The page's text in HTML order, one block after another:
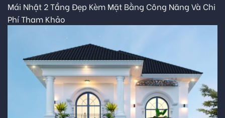
Mái Nhật 2 Tầng Đẹp Kèm Mặt Bằng Công Năng Và Chi
Phí Tham Khảo